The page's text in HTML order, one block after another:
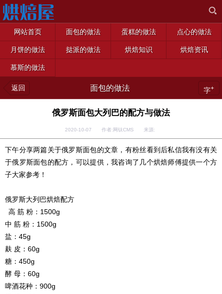
网站首页 面包的做法 蛋糕的做法 点心的做法
月饼的做法 挞派的做法 烘焙知识 烘焙资讯
慕斯的做法
返回 面包的做法 字+
俄罗斯面包大列巴的配方与做法
2020-10-07 作者:网钛CMS 来源:
下午分享两篇关于俄罗斯面包的文章，有粉丝看到后私信我有没有关
于俄罗斯面包的配方，可以提供，我咨询了几个烘焙师傅提供一个方
子大家参考！
俄罗斯大列巴烘焙配方
高 筋 粉：1500g
中 筋 粉：1500g
盐：45g
麸 皮：60g
糖：450g
酵 母：60g
啤酒花种：900g